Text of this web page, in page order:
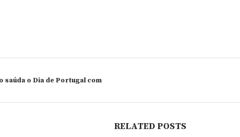
saúda o Dia de Portugal com
RELATED POSTS